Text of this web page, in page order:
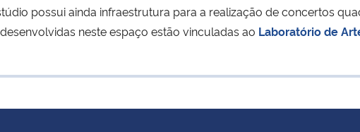
possui ainda infraestrutura para a realização de concertos
neste espaço estão vinculadas ao Laboratório de